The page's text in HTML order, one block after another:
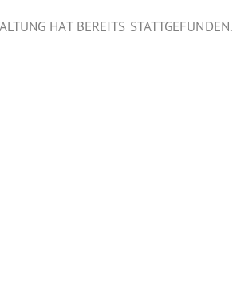
HAT BEREITS STATTGEFUNDEN.